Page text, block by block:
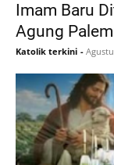
Imam Baru
Agung
Katolik terkini -